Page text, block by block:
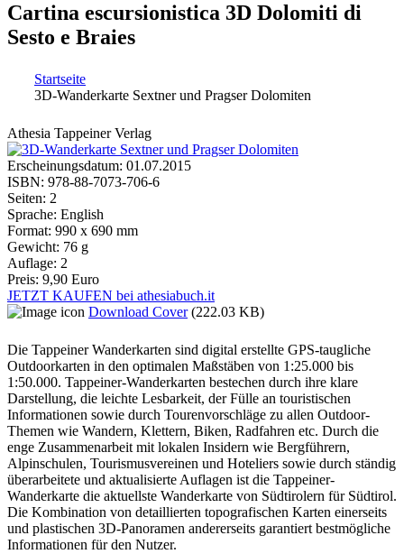
Cartina escursionistica 3D Dolomiti di
Sesto e Braies
Sie sind hier
Startseite
3D-Wanderkarte Sextner und Pragser Dolomiten
Athesia Tappeiner Verlag
Erscheinungsdatum: 01.07.2015
ISBN: 978-88-7073-706-6
Seiten: 2
Sprache: English
Format: 990 x 690 mm
Gewicht: 76 g
Auflage: 2
Preis: 9,90 Euro
JETZT KAUFEN bei athesiabuch.it
Download Cover (222.03 KB)
Die Tappeiner Wanderkarten sind digital erstellte GPS-taugliche
Outdoorkarten in den optimalen Maßstäben von 1:25.000 bis
1:50.000. Tappeiner-Wanderkarten bestechen durch ihre klare
Darstellung, die leichte Lesbarkeit, der Fülle an touristischen
Informationen sowie durch Tourenvorschläge zu allen Outdoor-
Themen wie Wandern, Klettern, Biken, Radfahren etc. Durch die
enge Zusammenarbeit mit lokalen Insidern wie Bergführern,
Alpinschulen, Tourismusvereinen und Hoteliers sowie durch ständig
überarbeitete und aktualisierte Auflagen ist die Tappeiner-
Wanderkarte die aktuellste Wanderkarte von Südtirolern für Südtirol.
Die Kombination von detaillierten topografischen Karten einerseits
und plastischen 3D-Panoramen andererseits garantiert bestmögliche
Informationen für den Nutzer.